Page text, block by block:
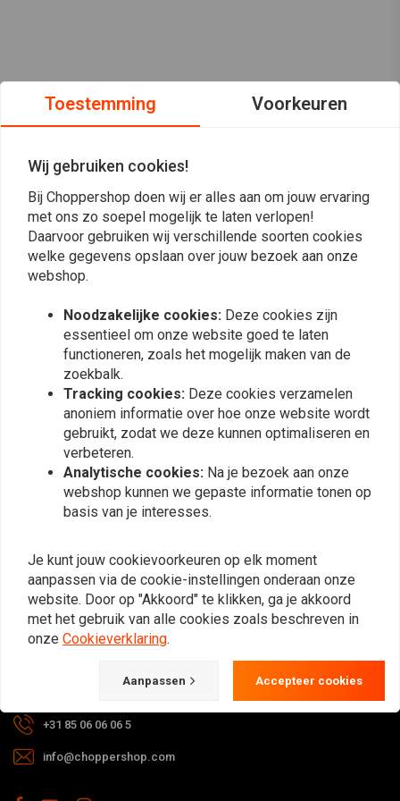
Op de hoogte blijven?
Abonneer
levertijden, retouren & reparaties of
algemene informatie kun je altijd op
één van de onderstaande manieren
Gotenburgweg 46a, 9723 TM Groningen (The Netherlands)
+31 85 06 06 06 5
info@choppershop.com
Toestemming Voorkeuren
Wij gebruiken cookies!
Bij Choppershop doen wij er alles aan om jouw ervaring
met ons zo soepel mogelijk te laten verlopen!
Daarvoor gebruiken wij verschillende soorten cookies
welke gegevens opslaan over jouw bezoek aan onze
webshop.
Noodzakelijke cookies: Deze cookies zijn
essentieel om onze website goed te laten
functioneren, zoals het mogelijk maken van de
zoekbalk.
Tracking cookies: Deze cookies verzamelen
anoniem informatie over hoe onze website wordt
gebruikt, zodat we deze kunnen optimaliseren en
verbeteren.
Analytische cookies: Na je bezoek aan onze
webshop kunnen we gepaste informatie tonen op
basis van je interesses.
Je kunt jouw cookievoorkeuren op elk moment
aanpassen via de cookie-instellingen onderaan onze
website. Door op "Akkoord" te klikken, ga je akkoord
met het gebruik van alle cookies zoals beschreven in
onze Cookieverklaring.
Aanpassen Accepteer cookies